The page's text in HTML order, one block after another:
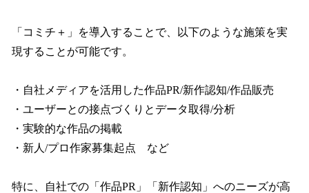
「コミチ＋」を導入することで、以下のような施策を実
現することが可能です。
・自社メディアを活用した作品PR/新作認知/作品販売
・ユーザーとの接点づくりとデータ取得/分析
・実験的な作品の掲載
・新人/プロ作家募集起点 など
特に、自社での「作品PR」「新作認知」へのニーズが高